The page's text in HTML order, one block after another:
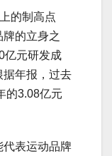
的制高点
的立身之
亿元研发成
据年报，过去
的3.08亿元
代表运动品牌